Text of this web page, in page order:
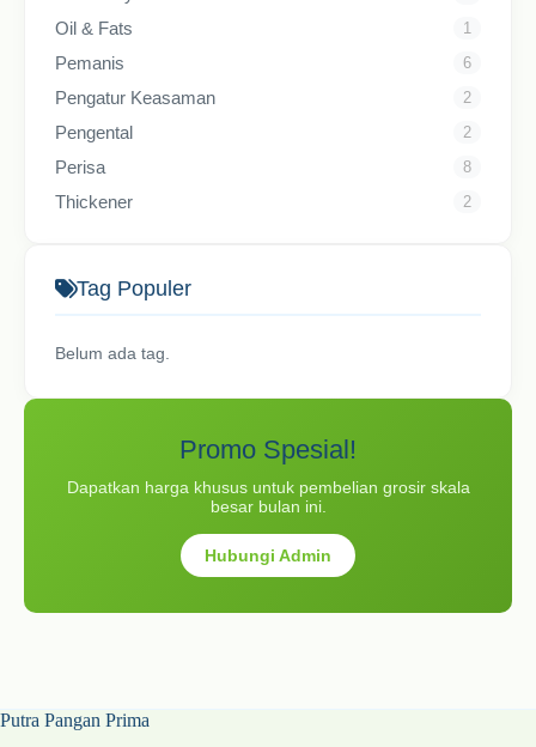
Oil & Fats 1
Pemanis 6
Pengatur Keasaman 2
Pengental 2
Perisa 8
Thickener 2
Tag Populer
Belum ada tag.
Promo Spesial!
Dapatkan harga khusus untuk pembelian grosir skala
besar bulan ini.
Hubungi Admin
Putra Pangan Prima